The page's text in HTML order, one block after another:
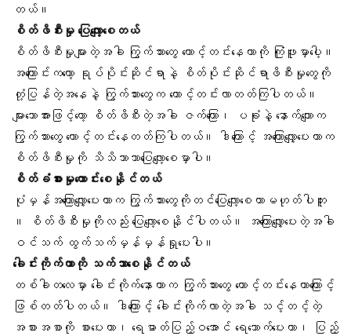
တယ်။
စိတ်ဖိစီးမှု ပြေလျော့စေတယ်
စိတ်ဖိစီးမှုများတဲ့အခါ ကြွက်သားတွေ တောင့်တင်းနေတာကို ကြုံဖူးမှာပေါ့။
အကြောင်းကတော့ ရုပ်ပိုင်းဆိုင်ရာနဲ့ စိတ်ပိုင်းဆိုင်ရာဖိစီးမှုတွေကို
တုံ့ပြန်တဲ့အနေနဲ့ ကြွက်သားတွေက တောင့်တင်းလာတတ်ကြပါတယ်။
များသောအားဖြင့်တော့ စိတ်ဖိစီးတဲ့အခါ ဇက်ကြော၊
ပခုံးနဲ့ နောက်ကျောက
ကြွက်သားတွေ တောင့်တင်းနေတတ်ကြပါတယ်။ ဒါကြောင့် အကြောလျှော့ပေးတာက
စိတ်ဖိစီးမှုကို သိသိသာသာပြေလျော့စေမှာပါ။
စိတ်ခံစားမှုကောင်းစေနိုင်တယ်
ပုံမှန်အကြောလျှော့ပေးတာက ကြွက်သားတွေကိုတင်ပြေလျော့စေတာမဟုတ်ပါဘူး
။ စိတ်ဖိစီးမှုကိုလည်း ပြေလျော့စေနိုင်ပါတယ်။ အကြောလျှော့ပေးတဲ့အခါ
ဝင်သက် ထွက်သက်မှန်မှန်ရှုပေးပါ။
ခေါင်းကိုက်တာကို သက်သာစေနိုင်တယ်
တစ်ခါတလေမှာ ခေါင်းကိုက်နောတာက ကြွက်သားတွေ တောင့်တင်းနေတာကြောင့်
ဖြစ်တတ်ပါတယ်။ ဒါကြောင့် ခေါင်းကိုက်လာတဲ့အခါ သင့်တင့်တဲ့
အစားအစာကို စားပေးတာ၊ ရေဓာတ်ပြည့်ဝအောင် ရေသောက်ပေးတာ၊
ပြည့်